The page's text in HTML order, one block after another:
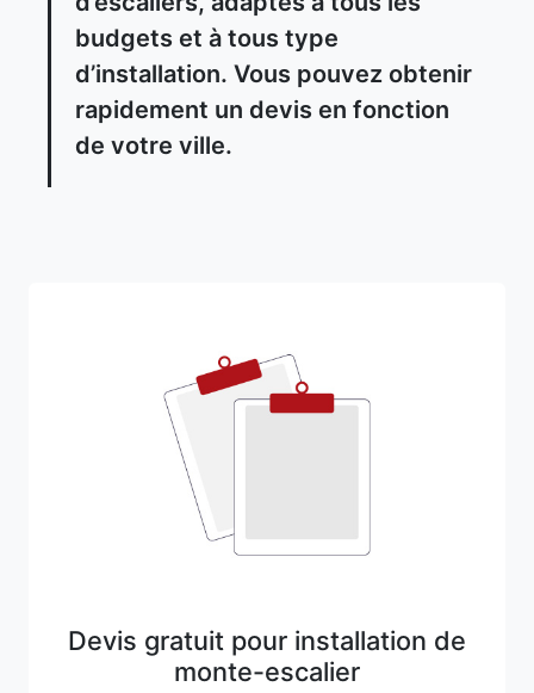
budgets et à tous type
d’installation. Vous pouvez obtenir
rapidement un devis en fonction
de votre ville.
Devis gratuit pour installation de
monte-escalier